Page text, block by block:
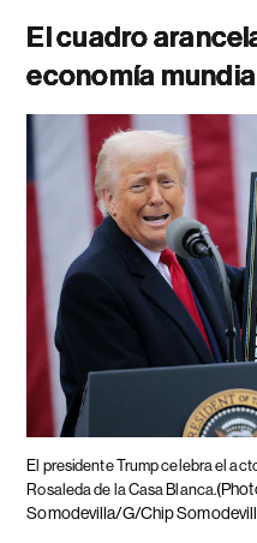
El cuadro
economía
El presidente Trump celebra el
Rosaleda de la Casa Blanca.
Somodevilla/G/Chip